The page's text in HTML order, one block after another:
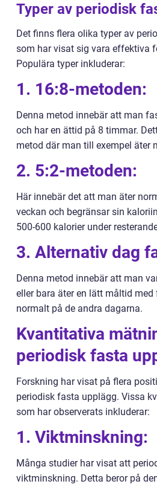
Typer av periodisk
Det finns flera olika typer av
som har visat sig vara effektiva
Populära typer inkluderar:
1. 16:8-metoden:
Denna metod innebär att man
och har en ättid på 8 timmar.
metod där man till exempel äter
2. 5:2-metoden:
Här innebär det att man äter
veckan och begränsar sin
500-600 kalorier under
3. Alternativ dag
Denna metod innebär att man
eller bara äter en lätt måltid med
normalt på de andra dagarna.
Kvantitativa
periodisk fasta
Forskning har visat på flera
periodisk fasta upplägg. Vissa
som har observerats inkluderar:
1. Viktminskning:
Många studier har visat att
viktminskning. Detta beror på